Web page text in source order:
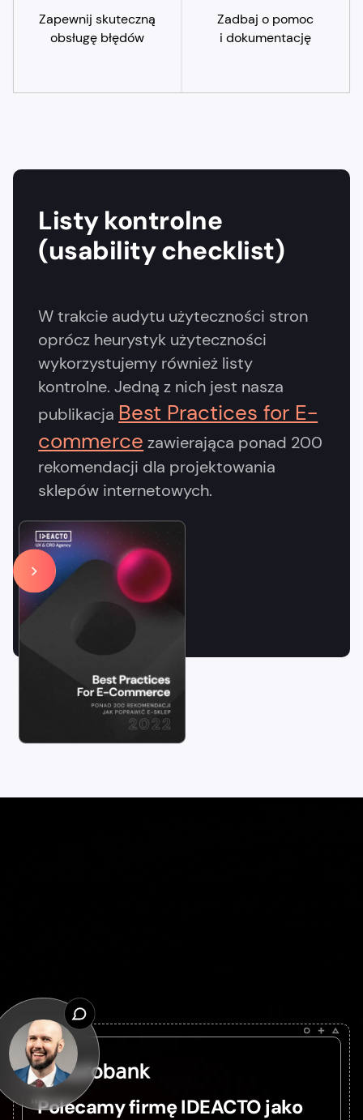
Zapewnij skuteczną
obsługę błędów
Zadbaj o pomoc
i dokumentację
Listy kontrolne
(usability checklist)
W trakcie audytu użyteczności stron
oprócz heurystyk użyteczności
wykorzystujemy również listy
kontrolne. Jedną z nich jest nasza
publikacja Best Practices for E-
commerce zawierająca ponad 200
rekomendacji dla projektowania
sklepów internetowych.
"Polecamy firmę IDEACTO jako